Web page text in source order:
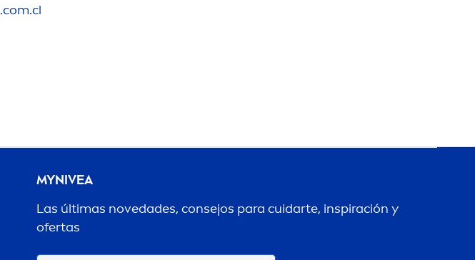
.com.cl
MYNIVEA
Las últimas novedades, consejos para cuidarte, inspiración y
ofertas